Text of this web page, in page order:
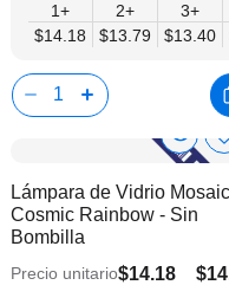
1+
$14.18
2+
$13.79
3+
$13.40
Info
Lámpara de Vidrio
Cosmic Rainbow - Sin
Bombilla
Precio unitario$14.18